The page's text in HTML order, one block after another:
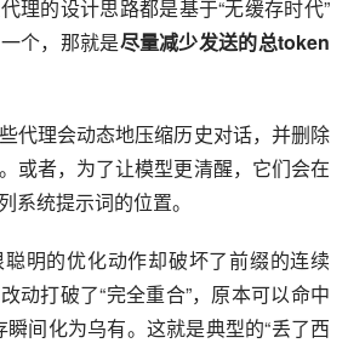
理的设计思路都是基于“无缓存时代”
个，那就是尽量减少发送的总token
代理会动态地压缩历史对话，并删除
或者，为了让模型更清醒，它们会在
系统提示词的位置。
明的优化动作却破坏了前缀的连续
动打破了“完全重合”，原本可以命中
间化为乌有。这就是典型的“丢了西